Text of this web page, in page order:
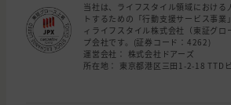
当社は、ライフスタイル領域における
トするための「行動支援サービス事業
ィライフスタイル株式会社（東証グロ
プ会社です。(証券コード：4262)
運営会社： 株式会社ドアーズ
所在地： 東京都港区三田1-2-18 TTD